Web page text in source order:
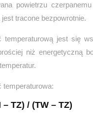
powietrzu
jest tracone bezpowrotnie.
temperaturową jest się
niż energetyczną
temperaturowa:
– TZ) / (TW – TZ)